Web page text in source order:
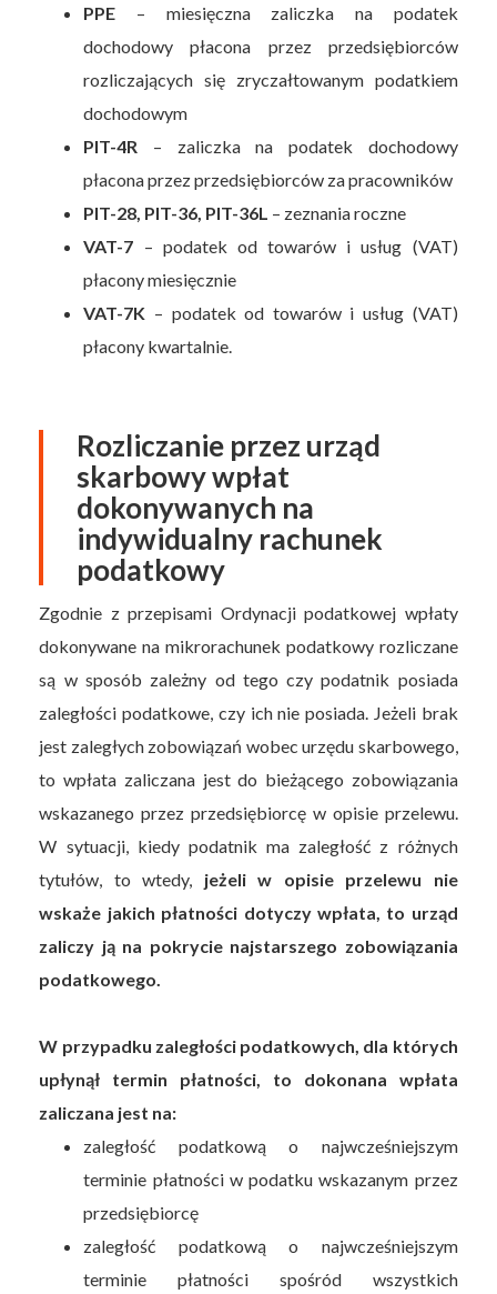
PPE – miesięczna zaliczka na podatek
dochodowy płacona przez przedsiębiorców
rozliczających się zryczałtowanym podatkiem
dochodowym
PIT-4R – zaliczka na podatek dochodowy
płacona przez przedsiębiorców za pracowników
PIT-28, PIT-36, PIT-36L – zeznania roczne
VAT-7 – podatek od towarów i usług (VAT)
płacony miesięcznie
VAT-7K – podatek od towarów i usług (VAT)
płacony kwartalnie.
Rozliczanie przez urząd
skarbowy wpłat
dokonywanych na
indywidualny rachunek
podatkowy
Zgodnie z przepisami Ordynacji podatkowej wpłaty
dokonywane na mikrorachunek podatkowy rozliczane
są w sposób zależny od tego czy podatnik posiada
zaległości podatkowe, czy ich nie posiada. Jeżeli brak
jest zaległych zobowiązań wobec urzędu skarbowego,
to wpłata zaliczana jest do bieżącego zobowiązania
wskazanego przez przedsiębiorcę w opisie przelewu.
W sytuacji, kiedy podatnik ma zaległość z różnych
tytułów, to wtedy, jeżeli w opisie przelewu nie
wskaże jakich płatności dotyczy wpłata, to urząd
zaliczy ją na pokrycie najstarszego zobowiązania
podatkowego.
W przypadku zaległości podatkowych, dla których
upłynął termin płatności, to dokonana wpłata
zaliczana jest na:
zaległość podatkową o najwcześniejszym
terminie płatności w podatku wskazanym przez
przedsiębiorcę
zaległość podatkową o najwcześniejszym
terminie płatności spośród wszystkich